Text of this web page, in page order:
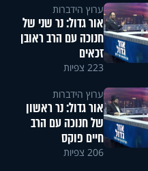
ערוץ הידברות
אור גדול: נר שני של
חנוכה עם הרב ראובן
זכאים
223 צפיות
ערוץ הידברות
אור גדול: נר ראשון
של חנוכה עם הרב
חיים פוקס
206 צפיות